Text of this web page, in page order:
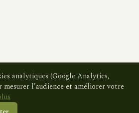
analytiques (Google Analytics,
l’audience et améliorer votre